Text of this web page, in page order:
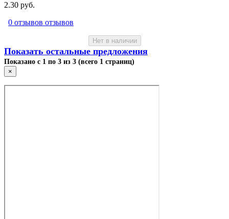
2.30 руб.
0 отзывов отзывов
Нет в наличии
Показать остальные предложения
Показано с 1 по 3 из 3 (всего 1 страниц)
×